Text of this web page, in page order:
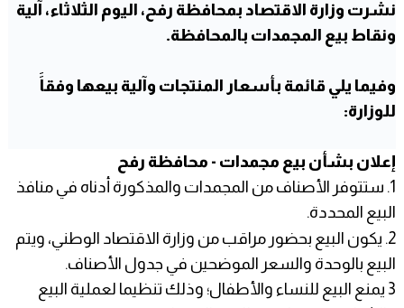
نشرت وزارة الاقتصاد بمحافظة رفح، اليوم الثلاثاء، آلية
ونقاط بيع المجمدات بالمحافظة.
وفيما يلي قائمة بأسعار المنتجات وآلية بيعها وفقاََ
للوزارة:
إعلان بشأن بيع مجمدات - محافظة رفح
1. ستتوفر الأصناف من المجمدات والمذكورة أدناه في منافذ
البيع المحددة.
2. يكون البيع بحضور مراقب من وزارة الاقتصاد الوطني، ويتم
البيع بالوحدة والسعر الموضحين في جدول الأصناف.
3 يمنع البيع للنساء والأطفال؛ وذلك تنظيما لعملية البيع